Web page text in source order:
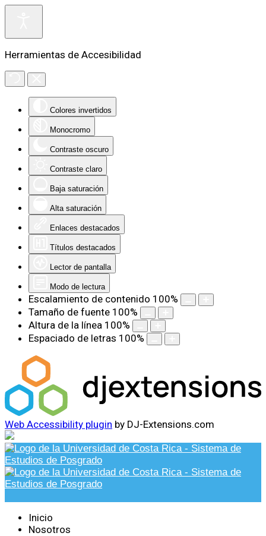
Herramientas de Accesibilidad
Colores invertidos
Monocromo
Contraste oscuro
Contraste claro
Baja saturación
Alta saturación
Enlaces destacados
Títulos destacados
Lector de pantalla
Modo de lectura
Escalamiento de contenido 100%
Tamaño de fuente 100%
Altura de la línea 100%
Espaciado de letras 100%
Web Accessibility plugin by DJ-Extensions.com
Inicio
Nosotros